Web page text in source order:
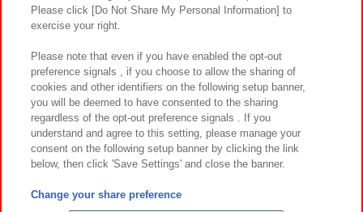
お取引先さまとともに
カスタマーハラスメント対応方針 よくあるご質問・お問い合わせ
©Bandai Namco Amusement Inc.
©Bandai Namco Amusement Lab Inc.
Please click [Do Not Share My Personal Information] to
exercise your right.
Please note that even if you have enabled the opt-out
preference signals , if you choose to allow the sharing of
cookies and other identifiers on the following setup banner,
you will be deemed to have consented to the sharing
regardless of the opt-out preference signals . If you
understand and agree to this setting, please manage your
consent on the following setup banner by clicking the link
below, then click 'Save Settings' and close the banner.
Change your share preference